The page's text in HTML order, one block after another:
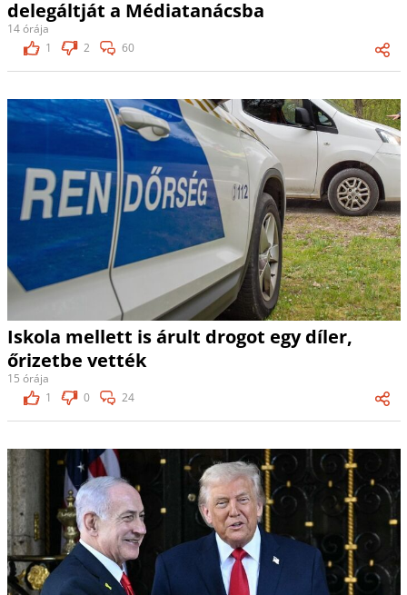
delegáltját a Médiatanácsba
14 órája
1
2 60
Iskola mellett is árult drogot egy díler,
őrizetbe vették
15 órája
1
0 24